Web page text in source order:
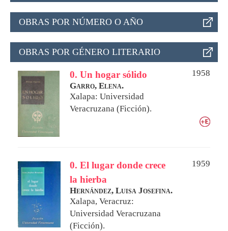
OBRAS POR NÚMERO O AÑO
OBRAS POR GÉNERO LITERARIO
0. Un hogar sólido
1958
Garro, Elena.
Xalapa: Universidad
Veracruzana (Ficción).
0. El lugar donde crece
la hierba
1959
Hernández, Luisa Josefina.
Xalapa, Veracruz:
Universidad Veracruzana
(Ficción).